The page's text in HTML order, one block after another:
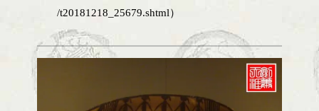
/t20181218_25679.shtml）